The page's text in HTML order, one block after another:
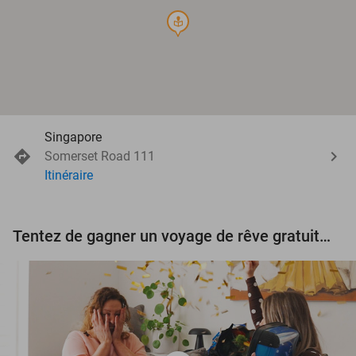
course
Singapore
Somerset Road 111
Itinéraire
Tentez de gagner un voyage de rêve gratuit d'une valeur de 3.000 € !